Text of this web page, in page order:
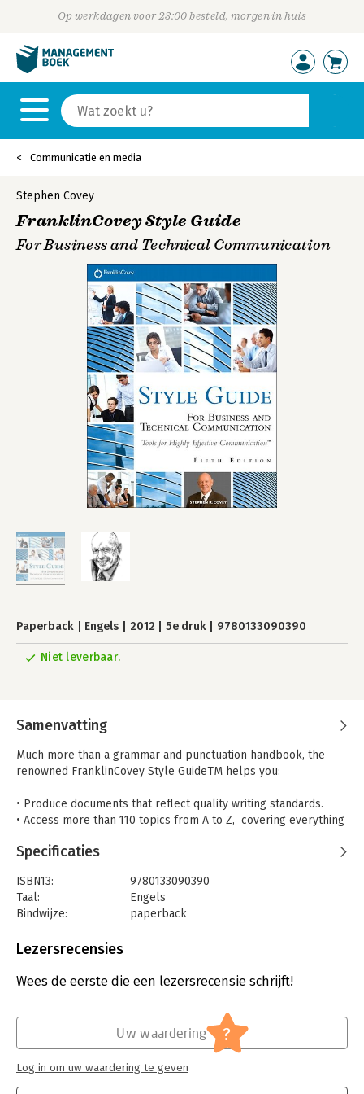
Op werkdagen voor 23:00 besteld, morgen in huis
Communicatie en media
Stephen Covey
FranklinCovey Style Guide
For Business and Technical Communication
Paperback Engels 2012 5e druk 9780133090390
Niet leverbaar.
Samenvatting
Much more than a grammar and punctuation handbook, the
renowned FranklinCovey Style GuideTM helps you:
• Produce documents that reflect quality writing standards.
• Access more than 110 topics from A to Z, covering everything
punctuation, sentence style, and word choice.
block.
• Write effective letters, memos, and resumés with the help of
more than 30 model documents.
convey your message.
productivity, and effective communication workshops. Two
programs—Writing Advantage™ and Technical Writing
Advantage™—help you learn how to write documents that
achieve the results you expect. Both workshops feature the
Specificaties
ISBN13:
9780133090390
Taal:
Engels
Bindwijze:
paperback
Uitgever:
Verschijningsdatum:
1-6-2012
Communicatie en media
Lezersrecensies
Wees de eerste die een lezersrecensie schrijft!
Uw waardering ?
Log in om uw waardering te geven